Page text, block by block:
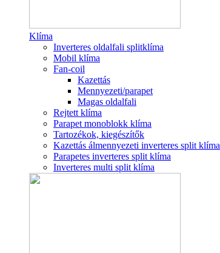
Klíma
Inverteres oldalfali splitklíma
Mobil klíma
Fan-coil
Kazettás
Mennyezeti/parapet
Magas oldalfali
Rejtett klíma
Parapet monoblokk klíma
Tartozékok, kiegészítők
Kazettás álmennyezeti inverteres split klíma
Parapetes inverteres split klíma
Inverteres multi split klíma